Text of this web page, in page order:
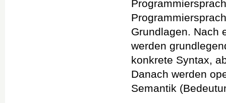
Grundlagen. Nach
werden
konkrete Syntax,
Danach werden
Semantik